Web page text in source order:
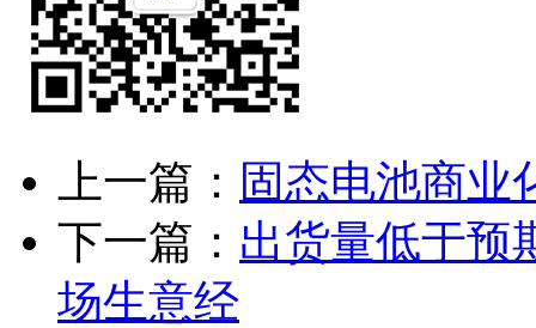
上一篇： 固态电池商业
下一篇： 出货量低于预
场生意经